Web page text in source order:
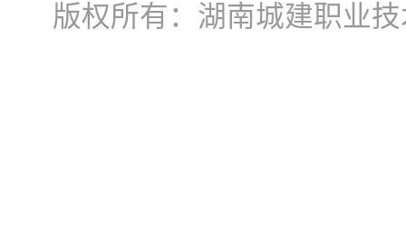
版权所有：湖南城建职业